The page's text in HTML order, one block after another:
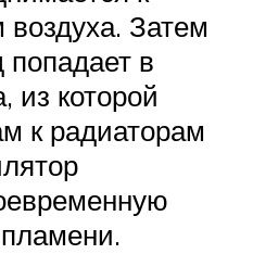
Затем
попадает в
из которой
к радиаторам